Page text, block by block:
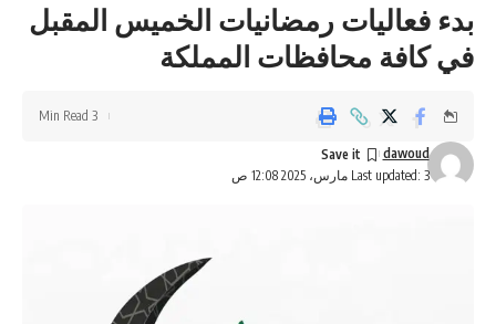
بدء فعاليات رمضانيات الخميس المقبل
في كافة محافظات المملكة
Last updated: 3 مارس، 2025 12:08 ص
dawoud
3 Min Read